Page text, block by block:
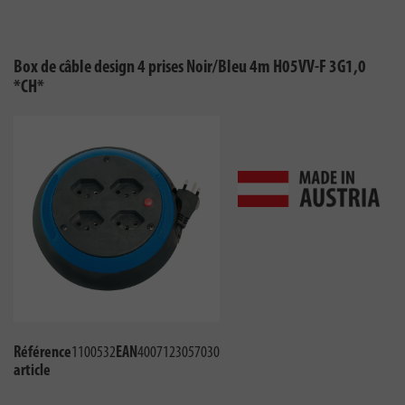
Box de câble design 4 prises Noir/Bleu 4m H05VV-F 3G1,0
*CH*
Référence
article
1100532EAN4007123057030